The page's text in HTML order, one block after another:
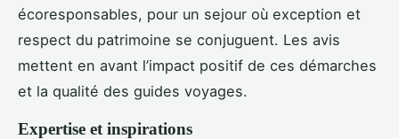
écoresponsables, pour un sejour où exception et
respect du patrimoine se conjuguent. Les avis
mettent en avant l’impact positif de ces démarches
et la qualité des guides voyages.
Expertise et inspirations